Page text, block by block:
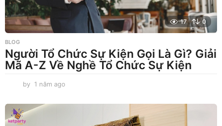
17 0
BLOG
Người Tổ Chức Sự Kiện Gọi Là Gì? Giải
Mã A-Z Về Nghề Tổ Chức Sự Kiện
by 1 năm ago
ă